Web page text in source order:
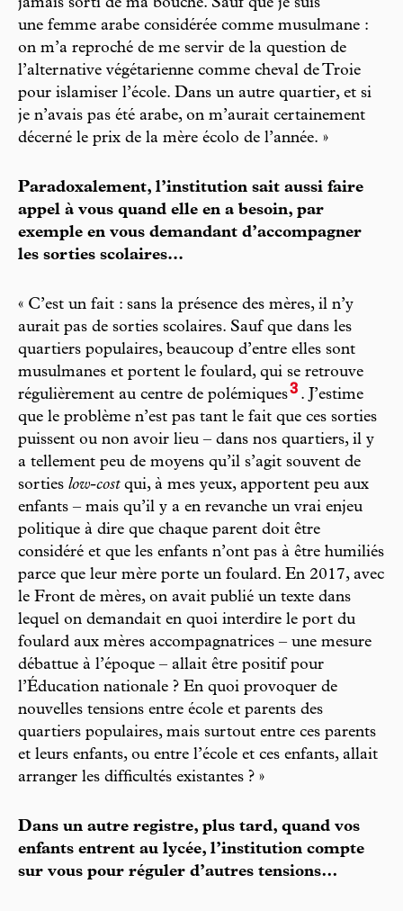
jamais sorti de ma bouche. Sauf que je suis
une femme arabe considérée comme musulmane :
on m’a reproché de me servir de la question de
l’alternative végétarienne comme cheval de Troie
pour islamiser l’école. Dans un autre quartier, et si
je n’avais pas été arabe, on m’aurait certainement
décerné le prix de la mère écolo de l’année. »
Paradoxalement, l’institution sait aussi faire
appel à vous quand elle en a besoin, par
exemple en vous demandant d’accompagner
les sorties scolaires...
« C’est un fait : sans la présence des mères, il n’y
aurait pas de sorties scolaires. Sauf que dans les
quartiers populaires, beaucoup d’entre elles sont
musulmanes et portent le foulard, qui se retrouve
régulièrement au centre de polémiques3 . J’estime
que le problème n’est pas tant le fait que ces sorties
puissent ou non avoir lieu – dans nos quartiers, il y
a tellement peu de moyens qu’il s’agit souvent de
sorties low-costqui, à mes yeux, apportent peu aux
enfants – mais qu’il y a en revanche un vrai enjeu
politique à dire que chaque parent doit être
considéré et que les enfants n’ont pas à être humiliés
parce que leur mère porte un foulard. En 2017, avec
le Front de mères, on avait publié un texte dans
lequel on demandait en quoi interdire le port du
foulard aux mères accompagnatrices – une mesure
débattue à l’époque – allait être positif pour
l’Éducation nationale ? En quoi provoquer de
nouvelles tensions entre école et parents des
quartiers populaires, mais surtout entre ces parents
et leurs enfants, ou entre l’école et ces enfants, allait
arranger les difficultés existantes ? »
Dans un autre registre, plus tard, quand vos
enfants entrent au lycée, l’institution compte
sur vous pour réguler d’autres tensions…